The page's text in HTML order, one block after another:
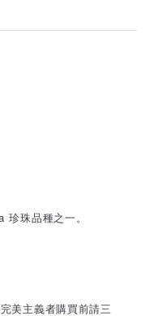
珠品種之一。
美主義者購買前請三